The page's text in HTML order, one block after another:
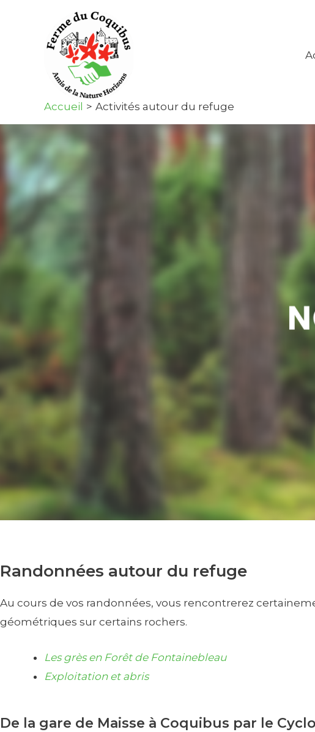
Accueil Activités autour du refuge
Randonnées autour du refuge
Au cours de vos randonnées, vous rencontrerez
géométriques sur certains rochers.
Les grès en Forêt de Fontainebleau
Exploitation et abris
De la gare de Maisse à Coquibus par le